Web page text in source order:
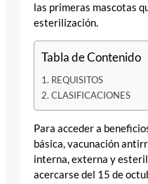
las primeras mascotas
esterilización.
Tabla de Contenido
REQUISITOS
CLASIFICACIONES
Para acceder a
básica, vacunación
interna, externa y
acercarse del 15 de